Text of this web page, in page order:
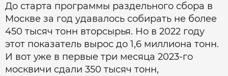
До старта программы раздельного сбора в
Москве за год удавалось собирать не более
450 тысяч тонн вторсырья. Но в 2022 году
этот показатель вырос до 1,6 миллиона тонн.
И вот уже в первые три месяца 2023-го
москвичи сдали 350 тысяч тонн,